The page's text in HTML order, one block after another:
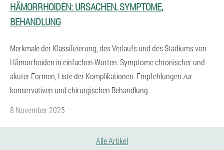
HÄMORRHOIDEN: URSACHEN, SYMPTOME,
BEHANDLUNG
Merkmale der Klassifizierung, des Verlaufs und des Stadiums von
Hämorrhoiden in einfachen Worten. Symptome chronischer und
akuter Formen, Liste der Komplikationen. Empfehlungen zur
konservativen und chirurgischen Behandlung.
8 November 2025
Alle Artikel